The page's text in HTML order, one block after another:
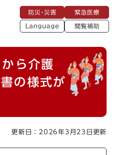
ばして本文へ
災
・
災
急
医
療
L
a
a
g
閲
助
ら介護
の様式が
更新日：2026年3月23日更新